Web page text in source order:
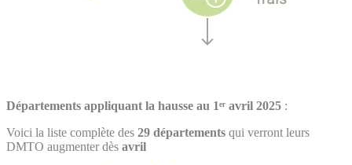
Départements appliquant la hausse au 1ᵉʳ avril 2025 :
Voici la liste complète des 29 départements qui verront leurs
DMTO augmenter dès avril